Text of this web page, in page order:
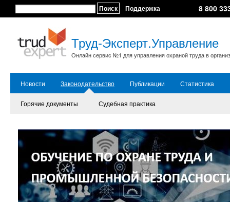
Поиск Поддержка 8 800
Труд-Эксперт.Управление
Онлайн сервис №1 для управления охраной труда в
Новости Законодательство Публикации Статистика
Горячие документы Судебная практика